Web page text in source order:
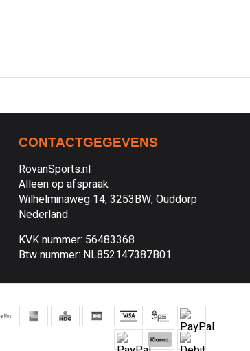
CONTACTGEGEVENS
RovanSports.nl
Alleen op afspraak
Wilhelminaweg 14, 3253BW, Ouddorp
Nederland
KVK nummer: 56483368
Btw nummer: NL852147387B01